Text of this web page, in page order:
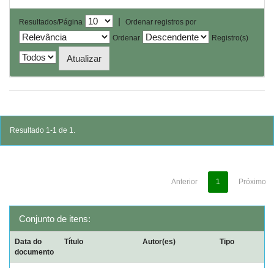
Resultados/Página |
Ordenar registros por
Ordenar
Registro(s)
Resultado 1-1 de 1.
Anterior 1 Próximo
Conjunto de itens:
Data do
documento
Título Autor(es) Tipo